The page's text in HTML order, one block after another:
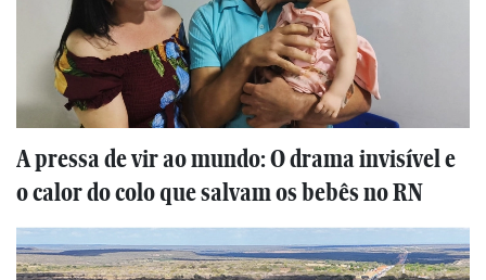
A pressa de vir ao mundo: O drama invisível e
o calor do colo que salvam os bebês no RN